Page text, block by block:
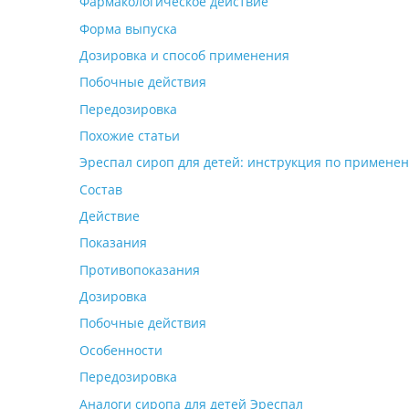
Форма выпуска
Дозировка и способ применения
Побочные действия
Передозировка
Похожие статьи
Эреспал сироп для детей: инструкция по
Состав
Действие
Показания
Противопоказания
Дозировка
Побочные действия
Особенности
Передозировка
Аналоги сиропа для детей Эреспал